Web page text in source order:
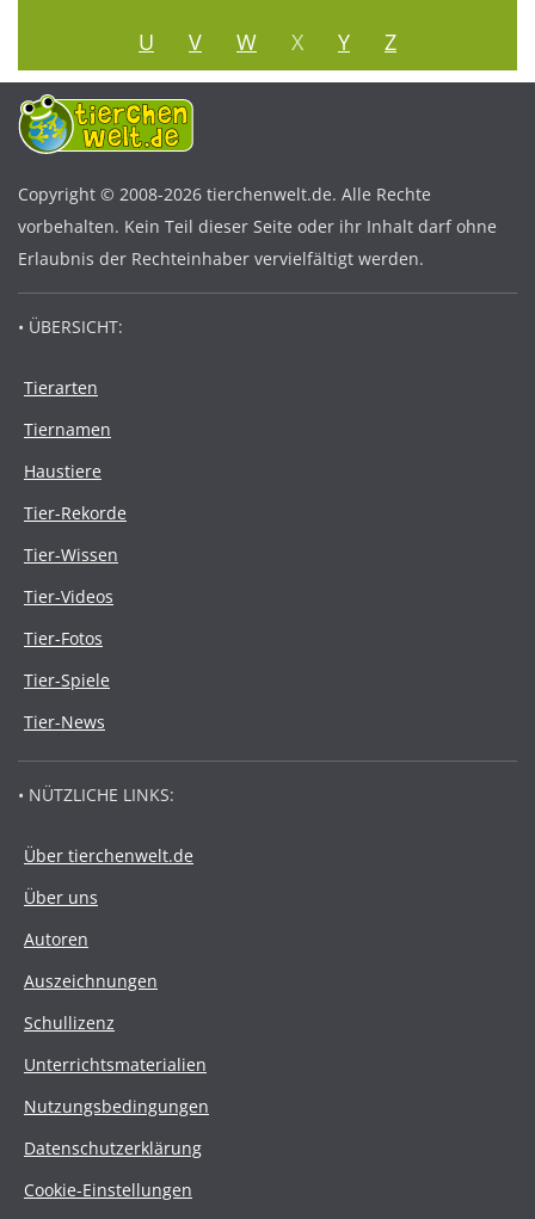
U
V W X Y Z
Copyright © 2008-2026 tierchenwelt.de. Alle Rechte
vorbehalten. Kein Teil dieser Seite oder ihr Inhalt darf ohne
Erlaubnis der Rechteinhaber vervielfältigt werden.
• ÜBERSICHT:
Tierarten
Tiernamen
Haustiere
Tier-Rekorde
Tier-Wissen
Tier-Videos
Tier-Fotos
Tier-Spiele
Tier-News
• NÜTZLICHE LINKS:
Über tierchenwelt.de
Über uns
Autoren
Auszeichnungen
Schullizenz
Unterrichtsmaterialien
Nutzungsbedingungen
Datenschutzerklärung
Cookie-Einstellungen